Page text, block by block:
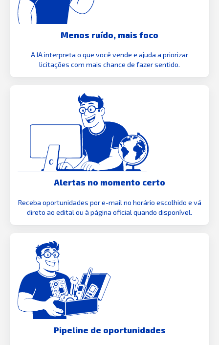
Menos ruído, mais foco
A IA interpreta o que você vende e ajuda a priorizar
licitações com mais chance de fazer sentido.
Alertas no momento certo
Receba oportunidades por e-mail no horário escolhido e vá
direto ao edital ou à página oficial quando disponível.
Pipeline de oportunidades